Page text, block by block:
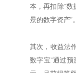
本，再扣除“数
景的数字资产”。
其次，收益法
数字宝”通过